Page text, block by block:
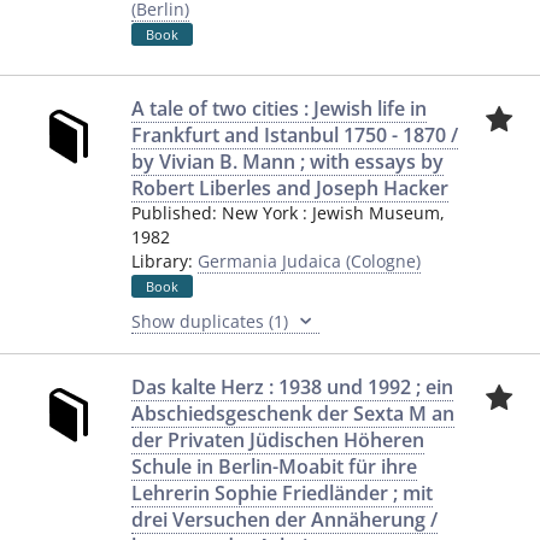
(Berlin)
Book
A tale of two cities : Jewish life in
Frankfurt and Istanbul 1750 - 1870 /
by Vivian B. Mann ; with essays by
Robert Liberles and Joseph Hacker
Published: New York : Jewish Museum,
1982
Library: Germania Judaica (Cologne)
Book
Show duplicates (1)
Das kalte Herz : 1938 und 1992 ; ein
Abschiedsgeschenk der Sexta M an
der Privaten Jüdischen Höheren
Schule in Berlin-Moabit für ihre
Lehrerin Sophie Friedländer ; mit
drei Versuchen der Annäherung /